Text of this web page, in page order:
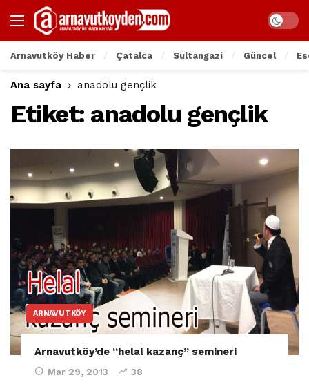
Arnavutköy Haber Çatalca Sultangazi Güncel
Ana sayfa anadolu gençlik
Etiket: anadolu gençlik
ARNAVUTKÖY
Arnavutköy’de “helal kazanç” semineri
Mar 29, 2013 38